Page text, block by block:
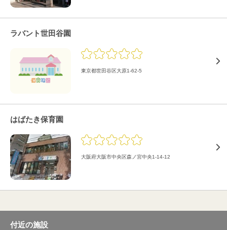
ラバント世田谷園
東京都世田谷区大原1-62-5
はばたき保育園
大阪府大阪市中央区森ノ宮中央1-14-12
付近の施設